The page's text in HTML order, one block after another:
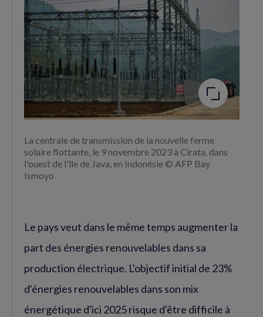
Agrandir
l'image
La centrale de transmission de la nouvelle ferme
solaire flottante, le 9 novembre 2023 à Cirata, dans
l'ouest de l'île de Java, en Indonésie © AFP Bay
Ismoyo
Le pays veut dans le même temps augmenter la
part des énergies renouvelables dans sa
production électrique. L'objectif initial de 23%
d'énergies renouvelables dans son mix
énergétique d'ici 2025 risque d'être difficile à